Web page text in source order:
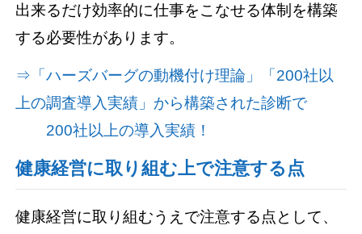
出来るだけ効率的に仕事をこなせる体制を構築
する必要性があります。
⇒「ハーズバーグの動機付け理論」「200社以
上の調査導入実績」から構築された診断で
200社以上の導入実績！
健康経営に取り組む上で注意する点
健康経営に取り組むうえで注意する点として、